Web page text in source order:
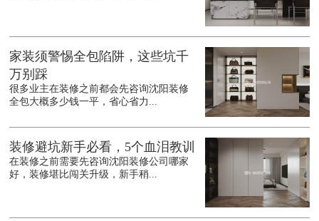
家装须警惕全包陷阱，这些坑千
万别踩
很多业主在装修之前都会先咨询沈阳装修
全包大概多少钱一平，省心省力...
装修避坑新手必看，5个血泪教训
在装修之前需要先咨询沈阳装修公司哪家
好，装修堪比闯关升级，新手稍...